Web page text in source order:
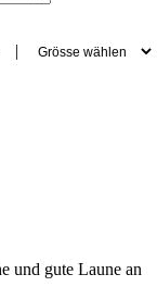
|
und gute Laune an